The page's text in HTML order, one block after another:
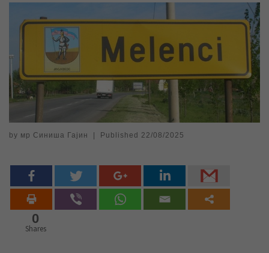
by мр Синиша Гајин Published 22/08/2025
0
Shares